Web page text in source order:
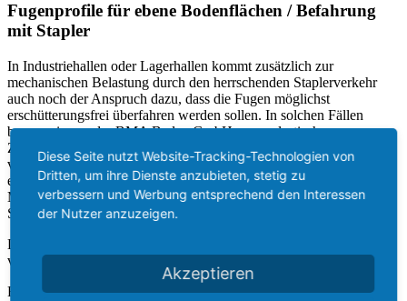
Fugenprofile für ebene Bodenflächen / Befahrung
mit Stapler
In Industriehallen oder Lagerhallen kommt zusätzlich zur
mechanischen Belastung durch den herrschenden Staplerverkehr
auch noch der Anspruch dazu, dass die Fugen möglichst
erschütterungsfrei überfahren werden sollen. In solchen Fällen
bauen wir von der BMA Baden GmbH gerne elastische
Zementbordprofile ein. Diese Profile können millimetergenau an die
vorhandenen Bodenhöhen angepasst werden und zudem auch mit
einer schützenden Bodenbeschichtung überzogen werden. Diese
Möglichkeit besteht sowohl für den Neubau als auch für die
Sanierung einer Bodenfläche.
Dies ist nur ein Auszug aus den vielfältigen System zur Abdichtung
von Bauwerksfugen.
Fragen Sie uns an – wir finden die passende Lösung!
Diese Seite nutzt Website-Tracking-Technologien von
Dritten, um ihre Dienste anzubieten, stetig zu
verbessern und Werbung entsprechend den Interessen
der Nutzer anzuzeigen.
Akzeptieren